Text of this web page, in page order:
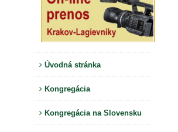
Úvodná stránka
Kongregácia
Kongregácia na Slovensku